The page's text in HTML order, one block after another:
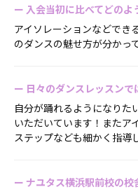
ー 入会当初に比べてどのよ
アイソレーションなどでき
のダンスの魅せ方が分かっ
ー 日々のダンスレッスン
自分が踊れるようになりた
いただいています！またア
ステップなども細かく指導
ー ナユタス横浜駅前校の